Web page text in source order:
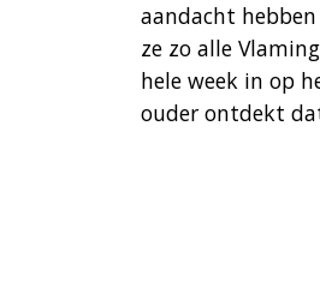
aandacht
ze zo alle
hele week in op
ouder ontdekt